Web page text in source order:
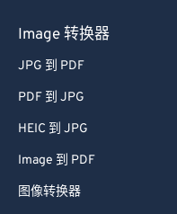
Image 转换器
JPG 到 PDF
PDF 到 JPG
HEIC 到 JPG
Image 到 PDF
图像转换器